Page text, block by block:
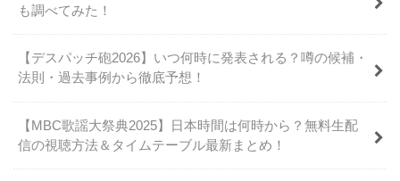
も調べてみた！
【デスパッチ砲2026】いつ何時に発表される？噂の候補・
法則・過去事例から徹底予想！
【MBC歌謡大祭典2025】日本時間は何時から？無料生配
信の視聴方法＆タイムテーブル最新まとめ！